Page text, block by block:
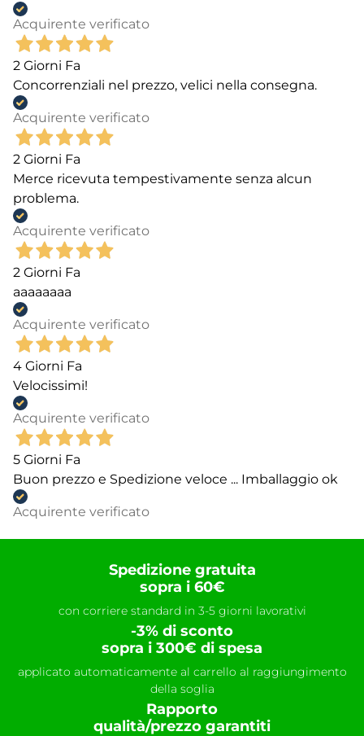
Acquirente verificato
2 Giorni Fa
Concorrenziali nel prezzo, velici nella consegna.
Acquirente verificato
2 Giorni Fa
Merce ricevuta tempestivamente senza alcun
problema.
Acquirente verificato
2 Giorni Fa
aaaaaaaa
Acquirente verificato
4 Giorni Fa
Velocissimi!
Acquirente verificato
5 Giorni Fa
Buon prezzo e Spedizione veloce ... Imballaggio ok
Acquirente verificato
Spedizione gratuita
sopra i 60€
con corriere standard in 3-5 giorni lavorativi
-3% di sconto
sopra i 300€ di spesa
applicato automaticamente al carrello al raggiungimento
della soglia
Rapporto
qualità/prezzo garantiti